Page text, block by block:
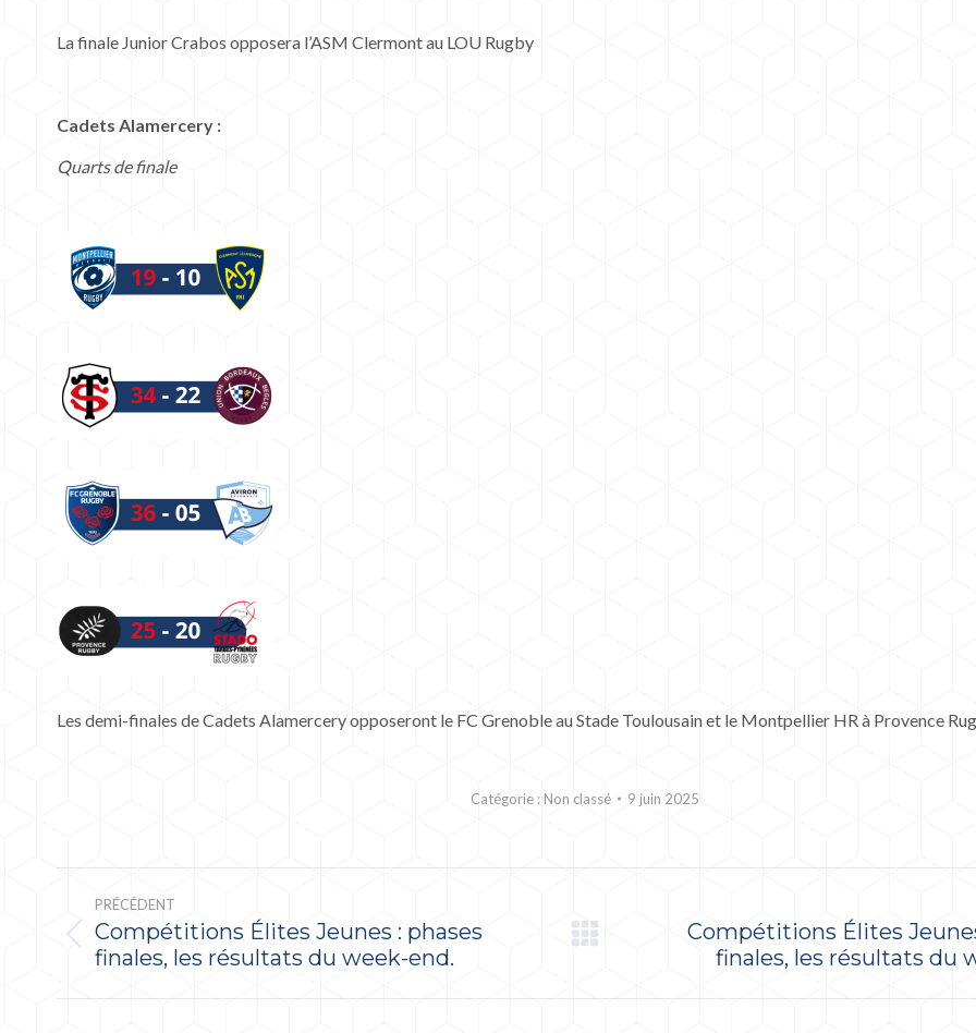
La finale Junior Crabos opposera l’ASM Clermont au LOU Rugby
Cadets Alamercery :
Quarts de finale
Les demi-finales de Cadets Alamercery opposeront le FC Grenoble au Stade Toulousain et le Montpellier HR à Provence
Catégorie : Non classé 9 juin 2025
ARTICLE
PRÉCÉDENT
Article
Compétitions Élites Jeunes : phases
finales, les résultats du week-end.
Compétitions Élites
finales, les résultats du